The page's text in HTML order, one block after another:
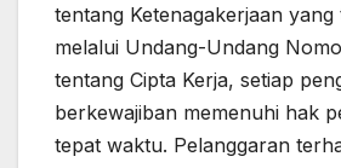
tentang Ketenagakerjaan
melalui Undang-Undang
tentang Cipta Kerja, setiap
berkewajiban memenuhi hak
tepat waktu. Pelanggaran